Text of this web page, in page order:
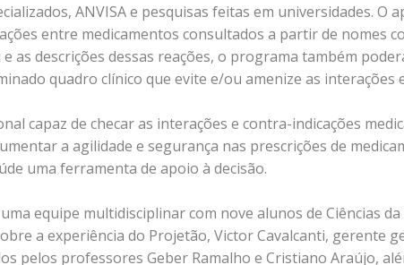
ANVISA e pesquisas feitas em universidades. O
entre medicamentos consultados a partir de nomes
as descrições dessas reações, o programa também
quadro clínico que evite e/ou amenize as interações
capaz de checar as interações e contra-indicações
a agilidade e segurança nas prescrições de
uma ferramenta de apoio à decisão.
equipe multidisciplinar com nove alunos de Ciências
a experiência do Projetão, Victor Cavalcanti, gerente
pelos professores Geber Ramalho e Cristiano Araújo,